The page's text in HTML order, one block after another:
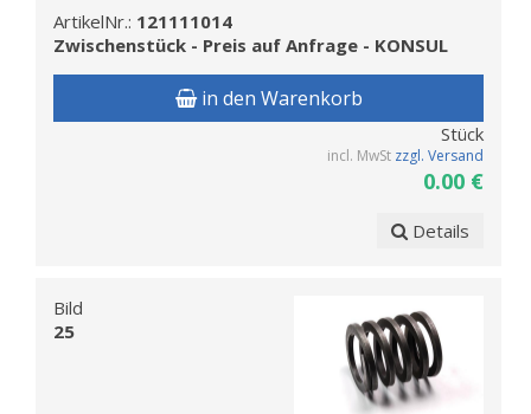
ArtikelNr.: 121111014
Zwischenstück - Preis auf Anfrage - KONSUL
in den Warenkorb
Stück
incl. MwSt zzgl. Versand
0.00 €
Details
Bild
25